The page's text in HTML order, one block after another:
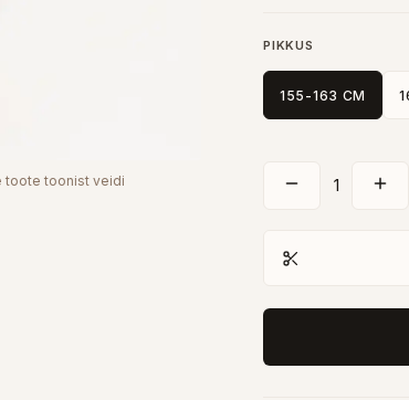
toote toonist veidi
PIKKUS
155-163 CM
1